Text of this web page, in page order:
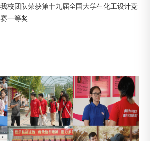
我校团队荣获第十九届全国大学生化工设计竞
赛一等奖